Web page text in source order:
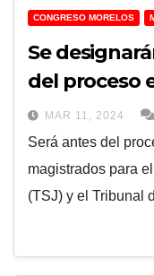
CONGRESO MORELOS
Se
del proceso
MAR 11, 2024
Será antes del
magistrados para
(TSJ) y el Tribunal